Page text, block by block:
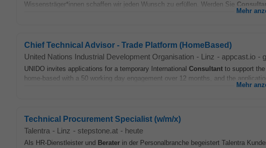
Wissensträger*innen schaffen wir jeden Wunsch zu erfüllen. Werden Sie
Mehr
Chief Technical Advisor - Trade Platform (HomeBased)
United Nations Industrial Development Organisation - Linz - appcast.io -
UNIDO invites applications for a temporary International Consultant to support
home-based with a 50 working day engagement over 12 months, and the
Mehr
Technical Procurement Specialist (w/m/x)
Talentra - Linz - stepstone.at - heute
Als HR-Dienstleister und Berater in der Personalbranche begeistert Talentra